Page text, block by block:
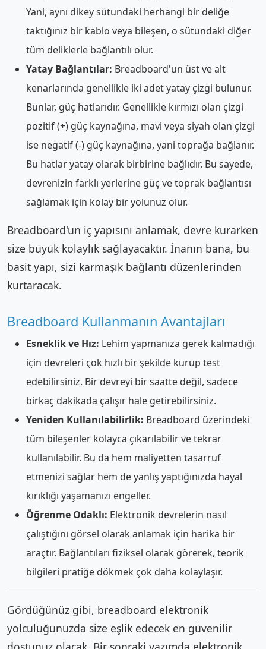
Yani, aynı dikey sütundaki herhangi bir deliğe
taktığınız bir kablo veya bileşen, o sütundaki diğer
tüm deliklerle bağlantılı olur.
Yatay Bağlantılar: Breadboard'un üst ve alt
kenarlarında genellikle iki adet yatay çizgi bulunur.
Bunlar, güç hatlarıdır. Genellikle kırmızı olan çizgi
pozitif (+) güç kaynağına, mavi veya siyah olan çizgi
ise negatif (-) güç kaynağına, yani toprağa bağlanır.
Bu hatlar yatay olarak birbirine bağlıdır. Bu sayede,
devrenizin farklı yerlerine güç ve toprak bağlantısı
sağlamak için kolay bir yolunuz olur.
Breadboard'un iç yapısını anlamak, devre kurarken
size büyük kolaylık sağlayacaktır. İnanın bana, bu
basit yapı, sizi karmaşık bağlantı düzenlerinden
kurtaracak.
Breadboard Kullanmanın Avantajları
Esneklik ve Hız: Lehim yapmanıza gerek kalmadığı
için devreleri çok hızlı bir şekilde kurup test
edebilirsiniz. Bir devreyi bir saatte değil, sadece
birkaç dakikada çalışır hale getirebilirsiniz.
Yeniden Kullanılabilirlik: Breadboard üzerindeki
tüm bileşenler kolayca çıkarılabilir ve tekrar
kullanılabilir. Bu da hem maliyetten tasarruf
etmenizi sağlar hem de yanlış yaptığınızda hayal
kırıklığı yaşamanızı engeller.
Öğrenme Odaklı: Elektronik devrelerin nasıl
çalıştığını görsel olarak anlamak için harika bir
araçtır. Bağlantıları fiziksel olarak görerek, teorik
bilgileri pratiğe dökmek çok daha kolaylaşır.
Gördüğünüz gibi, breadboard elektronik
yolculuğunuzda size eşlik edecek en güvenilir